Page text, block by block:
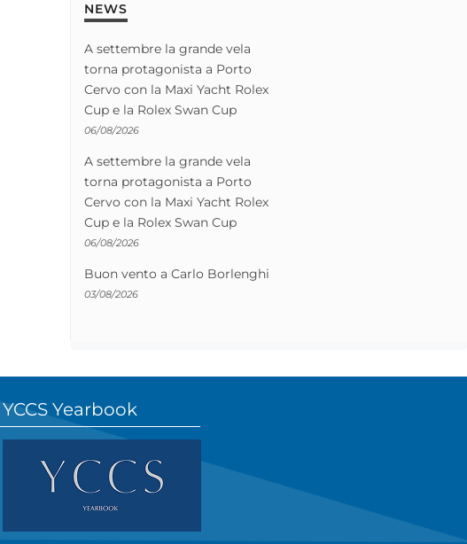
NEWS
A settembre la grande vela
torna protagonista a Porto
Cervo con la Maxi Yacht Rolex
Cup e la Rolex Swan Cup
06/08/2026
A settembre la grande vela
torna protagonista a Porto
Cervo con la Maxi Yacht Rolex
Cup e la Rolex Swan Cup
06/08/2026
Buon vento a Carlo Borlenghi
03/08/2026
YCCS Yearbook